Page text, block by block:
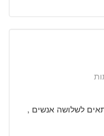
לשלושה אנשים ,